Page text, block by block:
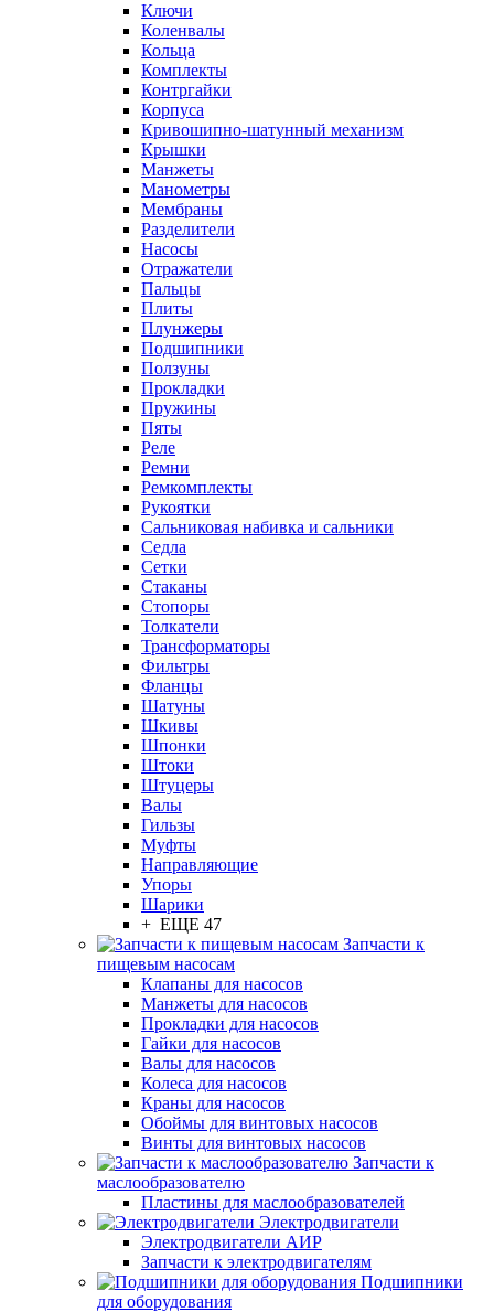
Ключи
Коленвалы
Кольца
Комплекты
Контргайки
Корпуса
Кривошипно-шатунный механизм
Крышки
Манжеты
Манометры
Мембраны
Разделители
Насосы
Отражатели
Пальцы
Плиты
Плунжеры
Подшипники
Ползуны
Прокладки
Пружины
Пяты
Реле
Ремни
Ремкомплекты
Рукоятки
Сальниковая набивка и сальники
Седла
Сетки
Стаканы
Стопоры
Толкатели
Трансформаторы
Фильтры
Фланцы
Шатуны
Шкивы
Шпонки
Штоки
Штуцеры
Валы
Гильзы
Муфты
Направляющие
Упоры
Шарики
+ ЕЩЕ 47
Запчасти к
пищевым насосам
Клапаны для насосов
Манжеты для насосов
Прокладки для насосов
Гайки для насосов
Валы для насосов
Колеса для насосов
Краны для насосов
Обоймы для винтовых насосов
Винты для винтовых насосов
Запчасти к
маслообразователю
Пластины для маслообразователей
Электродвигатели
Электродвигатели АИР
Запчасти к электродвигателям
Подшипники
для оборудования